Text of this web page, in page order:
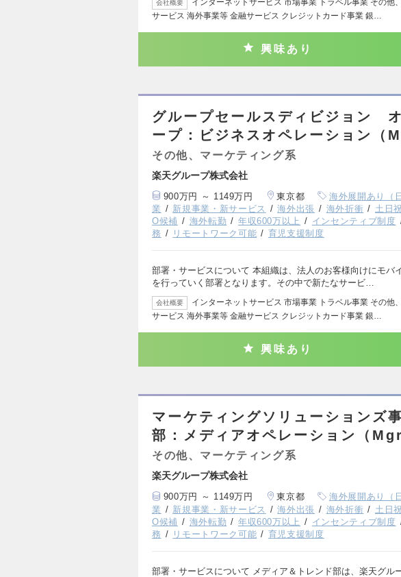
会社概要
サービス 海外事業等 金融サービス クレジットカード事業 銀…
興味あり
グループセールスディビジョン
ープ：ビジネスオペレーション（
その他、マーケティング系
楽天グループ株式会社
900万円 ～ 1149万円 東京都 海外展開あり（
業
新規事業・新サービス 海外出張 海外折衝 土日
O候補
海外転勤 年収600万以上 インセンティブ制度
務
リモートワーク可能 育児支援制度
部署・サービスについて 本組織は、法人のお客様向けにモバ
を行っていく部署となります。その中で新たなサービ…
会社概要
インターネットサービス 市場事業 トラベル事業 その他
サービス 海外事業等 金融サービス クレジットカード事業 銀…
興味あり
マーケティングソリューションズ
部：メディアオペレーション（Mgr
その他、マーケティング系
楽天グループ株式会社
900万円 ～ 1149万円 東京都 海外展開あり（
業
新規事業・新サービス 海外出張 海外折衝 土日
O候補
海外転勤 年収600万以上 インセンティブ制度
務
リモートワーク可能 育児支援制度
部署・サービスについて メディア＆トレンド部は、楽天グル